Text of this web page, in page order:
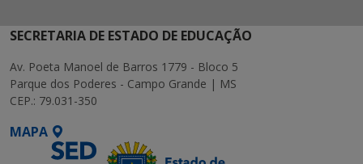
SECRETARIA DE ESTADO DE EDUCAÇÃO
Av. Poeta Manoel de Barros 1779 - Bloco 5
Parque dos Poderes - Campo Grande | MS
CEP.: 79.031-350
MAPA